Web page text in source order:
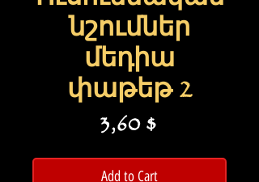
նշումներ
մեդիա
փաթեթ 2
3,60 $Price
Add to Cart